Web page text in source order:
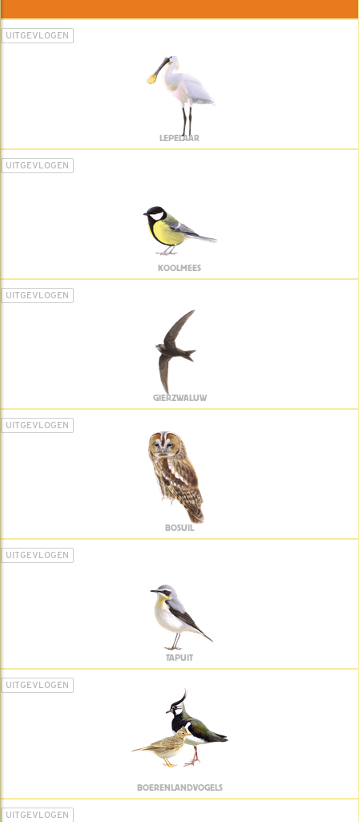
UITGEVLOGEN
LEPELAAR
UITGEVLOGEN
KOOLMEES
UITGEVLOGEN
GIERZWALUW
UITGEVLOGEN
BOSUIL
UITGEVLOGEN
TAPUIT
UITGEVLOGEN
BOERENLANDVOGELS
UITGEVLOGEN